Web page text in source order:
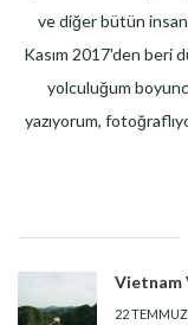
ve diğer bütün
Kasım 2017'den beri
yolculuğum
yazıyorum,
Vietnam
22